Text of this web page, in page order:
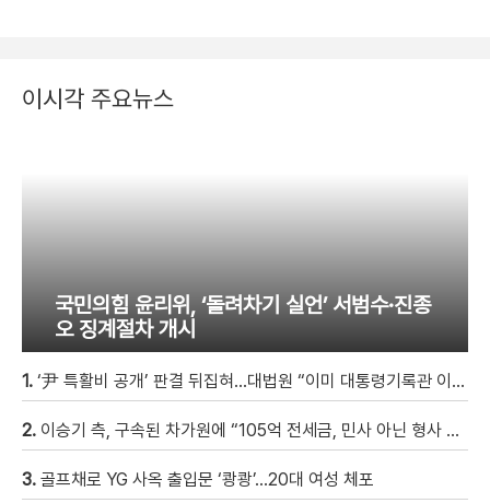
이시각 주요뉴스
국민의힘 윤리위, ‘돌려차기 실언’ 서범수·진종
오 징계절차 개시
1. ‘尹 특활비 공개’ 판결 뒤집혀…대법원 “이미 대통령기록관 이관”
2. 이승기 측, 구속된 차가원에 “105억 전세금, 민사 아닌 형사 범죄…엄벌 원해” [자막뉴스]
3. 골프채로 YG 사옥 출입문 ‘쾅쾅’…20대 여성 체포